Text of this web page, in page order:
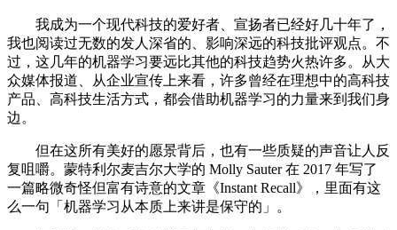
我成为一个现代科技的爱好者、宣扬者已经好几十年了，
我也阅读过无数的发人深省的、影响深远的科技批评观点。不
过，这几年的机器学习要远比其他的科技趋势火热许多。从大
众媒体报道、从企业宣传上来看，许多曾经在理想中的高科技
产品、高科技生活方式，都会借助机器学习的力量来到我们身
边。
但在这所有美好的愿景背后，也有一些质疑的声音让人反
复咀嚼。蒙特利尔麦吉尔大学的 Molly Sauter 在 2017 年写了
一篇略微奇怪但富有诗意的文章《Instant Recall》，里面有这
么一句「机器学习从本质上来讲是保守的」。